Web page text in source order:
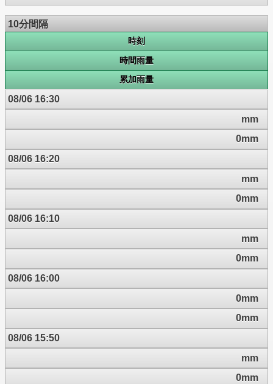
10分間隔
時刻
時間雨量
累加雨量
08/06 16:30
mm
0mm
08/06 16:20
mm
0mm
08/06 16:10
mm
0mm
08/06 16:00
0mm
0mm
08/06 15:50
mm
0mm